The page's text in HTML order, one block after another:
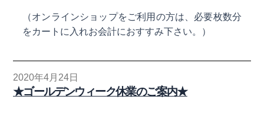
（オンラインショップをご利用の方は、必要枚数分
をカートに入れお会計におすすみ下さい。）
2020年4月24日
★ゴールデンウィーク休業のご案内★